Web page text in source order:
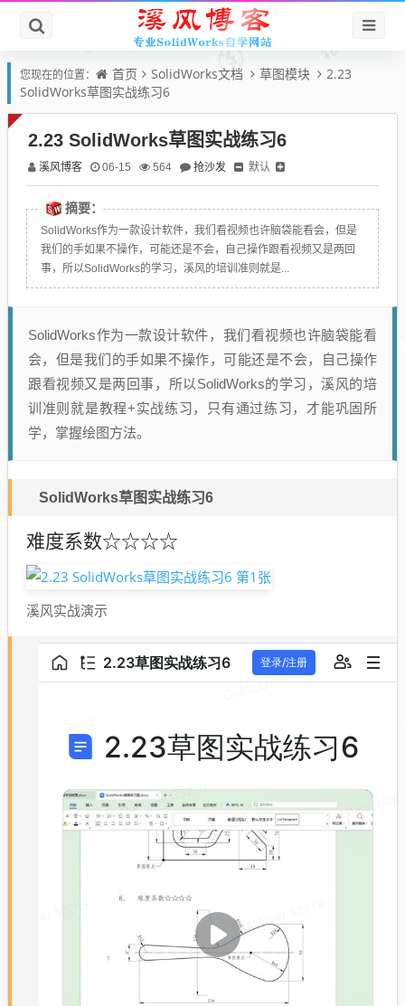
您现在的位置： 首页 SolidWorks文档 草图模块
2.23
SolidWorks草图实战练习6
2.23 SolidWorks草图实战练习6
溪风博客 06-15 564 抢沙发 默认
摘要：
SolidWorks作为一款设计软件，我们看视频也许脑袋能看会，但是
我们的手如果不操作，可能还是不会，自己操作跟看视频又是两回
事，所以SolidWorks的学习，溪风的培训准则就是...
SolidWorks作为一款设计软件，我们看视频也许脑袋能看
会，但是我们的手如果不操作，可能还是不会，自己操作
跟看视频又是两回事，所以SolidWorks的学习，溪风的培
训准则就是教程+实战练习，只有通过练习，才能巩固所
学，掌握绘图方法。
SolidWorks草图实战练习6
难度系数☆☆☆☆
溪风实战演示